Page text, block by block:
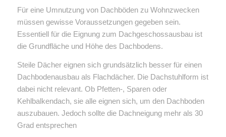
Für eine Umnutzung von Dachböden zu Wohnzwecken
müssen gewisse Voraussetzungen gegeben sein.
Essentiell für die Eignung zum Dachgeschossausbau ist
die Grundfläche und Höhe des Dachbodens.
Steile Dächer eignen sich grundsätzlich besser für einen
Dachbodenausbau als Flachdächer. Die Dachstuhlform ist
dabei nicht relevant. Ob Pfetten-, Sparen oder
Kehlbalkendach, sie alle eignen sich, um den Dachboden
auszubauen. Jedoch sollte die Dachneigung mehr als 30
Grad entsprechen